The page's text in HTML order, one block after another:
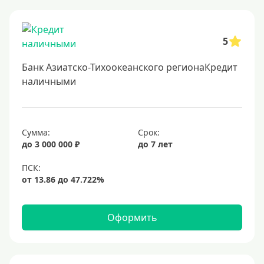
Заявка во все банки
Способы выдачи
Не выходя из дома
Онлайн на карту
Валюта
5
Банк Азиатско-Тихоокеанского регионаКредит
наличными
Сумма:
до 3 000 000 ₽
Срок:
до 7 лет
Оформить